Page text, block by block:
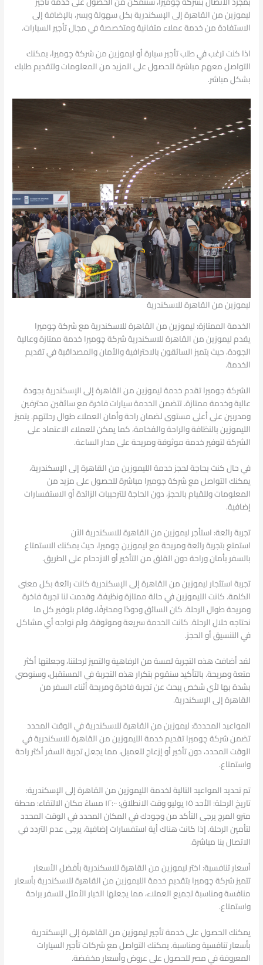
ليموزين من القاهرة إلى الإسكندرية بكل سهولة ويسر، بالإضافة إلى
الاستفادة من خدمة عملاء متفانية ومتخصصة في مجال تأجير السيارات.
اذا كنت ترغب في طلب تأجير سيارة أو ليموزين من شركة چوميرا، يمكنك
التواصل معهم مباشرة للحصول على المزيد من المعلومات ولتقديم طلبك
بشكل مباشر.
ليموزين من القاهرة للاسكندرية
الخدمة الممتازة: ليموزين من القاهرة للاسكندرية مع شركة چوميرا
يقدم ليموزين من القاهرة للاسكندرية شركة چوميرا خدمة ممتازة وعالية
الجودة، حيث يتميز السائقون بالاحترافية والأمان والمصداقية في تقديم
الخدمة.
الشركة جوميرا تقدم خدمة ليموزين من القاهرة إلى الإسكندرية بجودة
عالية وخدمة ممتازة. تتضمن الخدمة سيارات فاخرة مع سائقين محترفين
ومدربين على أعلى مستوى لضمان راحة وأمان العملاء طوال رحلتهم. يتميز
الليموزين بالنظافة والراحة والفخامة، كما يمكن للعملاء الاعتماد على
الشركة لتوفير خدمة موثوقة ومريحة على مدار الساعة.
في حال كنت بحاجة لحجز خدمة الليموزين من القاهرة إلى الإسكندرية،
يمكنك التواصل مع شركة جوميرا مباشرة للحصول على مزيد من
المعلومات وللقيام بالحجز، دون الحاجة للترحيبات الزائدة أو الاستفسارات
إضافية.
تجربة رائعة: استأجر ليموزين من القاهرة للاسكندرية الآن
استمتع بتجربة رائعة ومريحة مع ليموزين چوميرا، حيث يمكنك الاستمتاع
بالسفر بأمان وراحة دون القلق من التأخير أو الازدحام على الطريق.
تجربة استئجار ليموزين من القاهرة إلى الإسكندرية كانت رائعة بكل معنى
الكلمة. كانت الليموزين في حالة ممتازة ونظيفة، وقدمت لنا تجربة فاخرة
ومريحة طوال الرحلة. كان السائق ودودًا ومحترفًا، وقام بتوفير كل ما
نحتاجه خلال الرحلة. كانت الخدمة سريعة وموثوقة، ولم نواجه أي مشاكل
في التنسيق أو الحجز.
لقد أضافت هذه التجربة لمسة من الرفاهية والتميز لرحلتنا، وجعلتها أكثر
متعة ومريحة. بالتأكيد سنقوم بتكرار هذه التجربة في المستقبل، وسنوصي
بشدة بها لأي شخص يبحث عن تجربة فاخرة ومريحة أثناء السفر من
القاهرة إلى الإسكندرية.
المواعيد المحددة: ليموزين من القاهرة للاسكندرية في الوقت المحدد
تضمن شركة چوميرا تقديم خدمة الليموزين من القاهرة للاسكندرية في
الوقت المحدد، دون تأخير أو إزعاج للعميل، مما يجعل تجربة السفر أكثر راحة
واستمتاع.
تم تحديد المواعيد التالية لخدمة الليموزين من القاهرة إلى الإسكندرية:
تاريخ الرحلة: الأحد ١٥ يوليو وقت الانطلاق: ١٢:٠٠ مساءً مكان الالتقاء: محطة
مترو المرج يرجى التأكد من وجودك في المكان المحدد في الوقت المحدد
لتأمين الرحلة. إذا كانت هناك أية استفسارات إضافية، يرجى عدم التردد في
الاتصال بنا مباشرة.
أسعار تنافسية: اختر ليموزين من القاهرة للاسكندرية بأفضل الأسعار
تتميز شركة چوميرا بتقديم خدمة الليموزين من القاهرة للاسكندرية بأسعار
منافسة ومناسبة لجميع العملاء، مما يجعلها الخيار الأمثل للسفر براحة
واستمتاع.
يمكنك الحصول على خدمة تأجير ليموزين من القاهرة إلى الإسكندرية
بأسعار تنافسية ومناسبة. يمكنك التواصل مع شركات تأجير السيارات
المعروفة في مصر للحصول على عروض وأسعار مخفضة.